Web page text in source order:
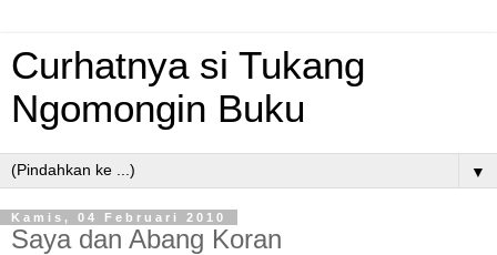
Curhatnya si Tukang
Ngomongin Buku
▼
Kamis, 04 Februari 2010
Saya dan Abang Koran